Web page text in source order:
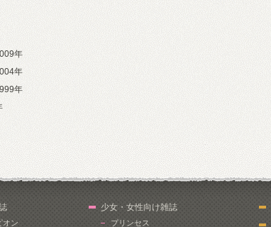
年
年
年
オン
少女・女性向け雑誌
プリンセス